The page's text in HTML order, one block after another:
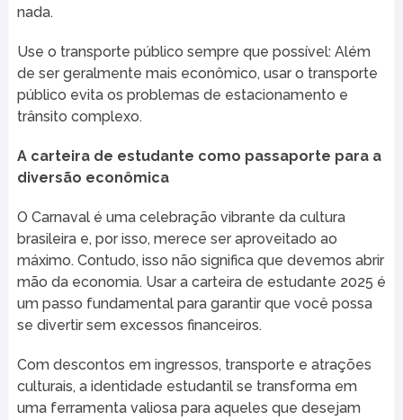
nada.
Use o transporte público sempre que possível: Além
de ser geralmente mais econômico, usar o transporte
público evita os problemas de estacionamento e
trânsito complexo.
A carteira de estudante como passaporte para a
diversão econômica
O Carnaval é uma celebração vibrante da cultura
brasileira e, por isso, merece ser aproveitado ao
máximo. Contudo, isso não significa que devemos abrir
mão da economia. Usar a carteira de estudante 2025 é
um passo fundamental para garantir que você possa
se divertir sem excessos financeiros.
Com descontos em ingressos, transporte e atrações
culturais, a identidade estudantil se transforma em
uma ferramenta valiosa para aqueles que desejam